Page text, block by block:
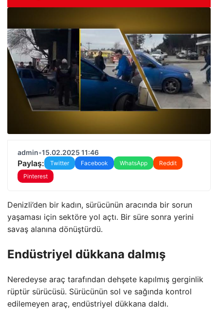
admin•15.02.2025 11:46
Paylaş: Twitter Facebook WhatsApp
Reddit
Pinterest
Denizli’den bir kadın, sürücünün aracında bir sorun
yaşaması için sektöre yol açtı. Bir süre sonra yerini
savaş alanına dönüştürdü.
Endüstriyel dükkana dalmış
Neredeyse araç tarafından dehşete kapılmış gerginlik
rüptür sürücüsü. Sürücünün sol ve sağında kontrol
edilemeyen araç, endüstriyel dükkana daldı.